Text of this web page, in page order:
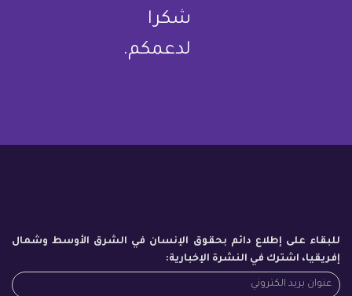
شكرا
لدعمكم.
للبقاء على إطلاع دائم بحقوق الإنسان في الشرق الأوسط وشمال
إفريقيا، اشترك في النشرة الإخبارية: